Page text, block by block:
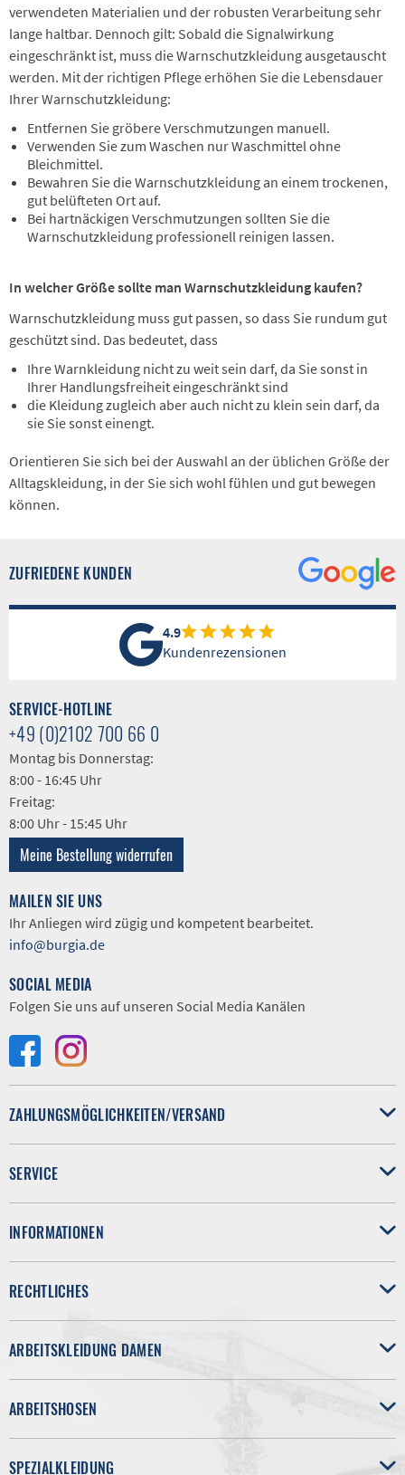
verwendeten Materialien und der robusten Verarbeitung sehr
lange haltbar. Dennoch gilt: Sobald die Signalwirkung
eingeschränkt ist, muss die Warnschutzkleidung ausgetauscht
werden. Mit der richtigen Pflege erhöhen Sie die Lebensdauer
Ihrer Warnschutzkleidung:
Entfernen Sie gröbere Verschmutzungen manuell.
Verwenden Sie zum Waschen nur Waschmittel ohne
Bleichmittel.
Bewahren Sie die Warnschutzkleidung an einem trockenen,
gut belüfteten Ort auf.
Bei hartnäckigen Verschmutzungen sollten Sie die
Warnschutzkleidung professionell reinigen lassen.
In welcher Größe sollte man Warnschutzkleidung kaufen?
Warnschutzkleidung muss gut passen, so dass Sie rundum gut
geschützt sind. Das bedeutet, dass
Ihre Warnkleidung nicht zu weit sein darf, da Sie sonst in
Ihrer Handlungsfreiheit eingeschränkt sind
die Kleidung zugleich aber auch nicht zu klein sein darf, da
sie Sie sonst einengt.
Orientieren Sie sich bei der Auswahl an der üblichen Größe der
Alltagskleidung, in der Sie sich wohl fühlen und gut bewegen
können.
ZUFRIEDENE KUNDEN
4.9
Kundenrezensionen
SERVICE-HOTLINE
+49 (0)2102 700 66 0
Montag bis Donnerstag:
8:00 - 16:45 Uhr
Freitag:
8:00 Uhr - 15:45 Uhr
Meine Bestellung widerrufen
MAILEN SIE UNS
Ihr Anliegen wird zügig und kompetent bearbeitet.
info@burgia.de
SOCIAL MEDIA
Folgen Sie uns auf unseren Social Media Kanälen
ZAHLUNGSMÖGLICHKEITEN/VERSAND
SERVICE
INFORMATIONEN
RECHTLICHES
ARBEITSKLEIDUNG DAMEN
ARBEITSHOSEN
SPEZIALKLEIDUNG